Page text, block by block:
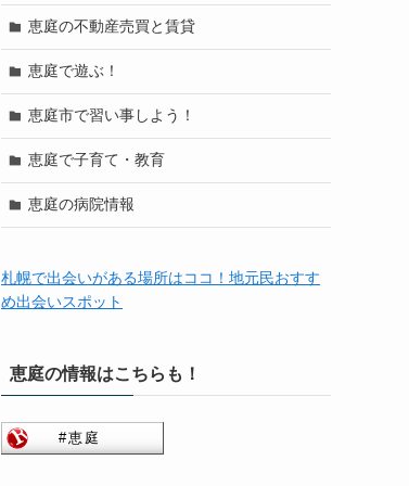
恵庭の不動産売買と賃貸
恵庭で遊ぶ！
恵庭市で習い事しよう！
恵庭で子育て・教育
恵庭の病院情報
札幌で出会いがある場所はココ！地元民おすす
め出会いスポット
恵庭の情報はこちらも！